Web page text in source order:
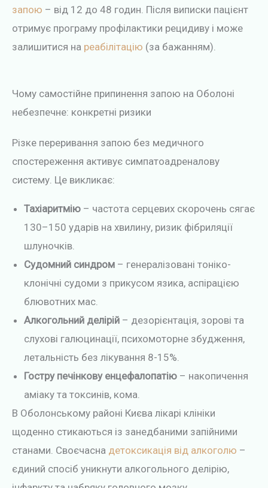
запою – від 12 до 48 годин. Після виписки пацієнт
отримує програму профілактики рецидиву і може
залишитися на реабілітацію (за бажанням).
Чому самостійне припинення запою на Оболоні
небезпечне: конкретні ризики
Різке переривання запою без медичного
спостереження активує симпатоадреналову
систему. Це викликає:
Тахіаритмію – частота серцевих скорочень сягає
130–150 ударів на хвилину, ризик фібриляції
шлуночків.
Судомний синдром – генералізовані тоніко-
клонічні судоми з прикусом язика, аспірацією
блювотних мас.
Алкогольний делірій – дезорієнтація, зорові та
слухові галюцинації, психомоторне збудження,
летальність без лікування 8-15%.
Гостру печінкову енцефалопатію – накопичення
аміаку та токсинів, кома.
В Оболонському районі Києва лікарі клініки
щоденно стикаються із занедбаними запійними
станами. Своєчасна детоксикація від алкоголю –
єдиний спосіб уникнути алкогольного делірію,